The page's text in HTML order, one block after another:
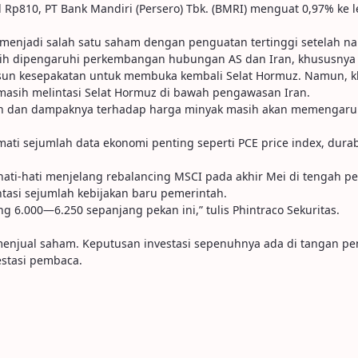
PT Bank Mandiri (Persero) Tbk. (BMRI) menguat 0,97%
salah satu saham dengan penguatan tertinggi setelah
dipengaruhi perkembangan hubungan AS dan Iran,
kesepakatan untuk membuka kembali Selat Hormuz.
melintasi Selat Hormuz di bawah pengawasan Iran.
dampaknya terhadap harga minyak masih akan
sejumlah data ekonomi penting seperti PCE price index,
hati menjelang rebalancing MSCI pada akhir Mei di tengah
sejumlah kebijakan baru pemerintah.
6.000—6.250 sepanjang pekan ini,” tulis Phintraco Sekuritas.
saham. Keputusan investasi sepenuhnya ada di tangan
pembaca.